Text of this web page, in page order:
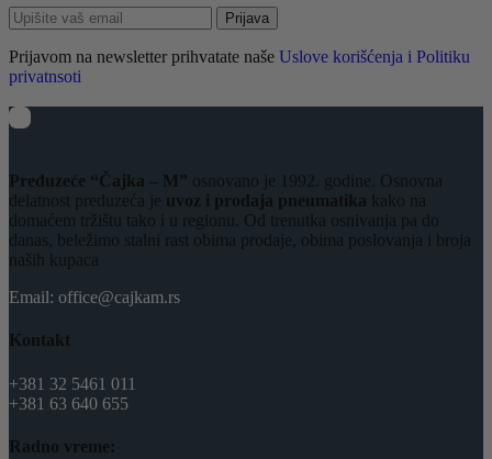
Prijava
Prijavom na newsletter prihvatate naše Uslove korišćenja i Politiku
privatnsoti
Preduzeće “Čajka – M” osnovano je 1992. godine. Osnovna
delatnost preduzeća je uvoz i prodaja pneumatika kako na
domaćem tržištu tako i u regionu. Od trenutka osnivanja pa do
danas, beležimo stalni rast obima prodaje, obima poslovanja i broja
naših kupaca
Email: office@cajkam.rs
Kontakt
+381 32 5461 011
+381 63 640 655
Radno vreme: